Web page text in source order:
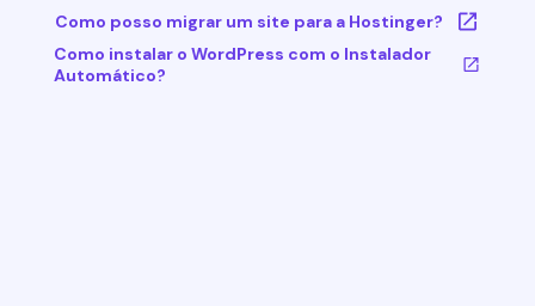
Como posso migrar um site para a Hostinger?
Como instalar o WordPress com o Instalador
Automático?